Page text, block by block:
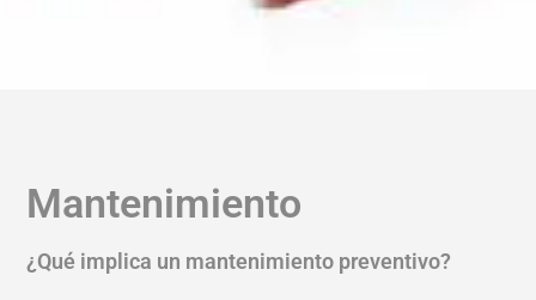
Mantenimiento
¿Qué implica un mantenimiento preventivo?